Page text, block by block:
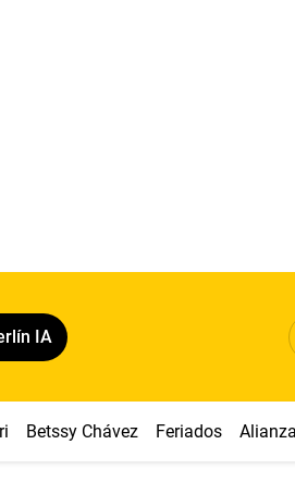
IA
Betssy Chávez Feriados